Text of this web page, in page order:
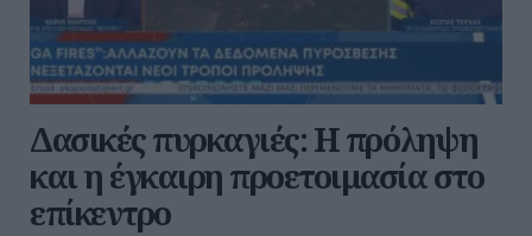
Δασικές πυρκαγιές: Η πρόληψη
και η έγκαιρη προετοιμασία στο
επίκεντρο